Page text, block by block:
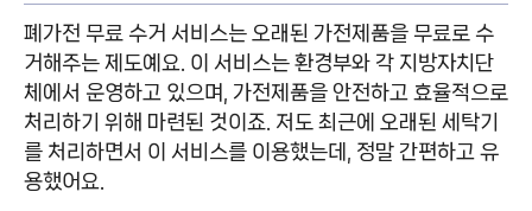
폐가전 무료 수거 서비스는 오래된 가전제품을 무료로 수
거해주는 제도예요. 이 서비스는 환경부와 각 지방자치단
체에서 운영하고 있으며, 가전제품을 안전하고 효율적으로
처리하기 위해 마련된 것이죠. 저도 최근에 오래된 세탁기
를 처리하면서 이 서비스를 이용했는데, 정말 간편하고 유
용했어요.